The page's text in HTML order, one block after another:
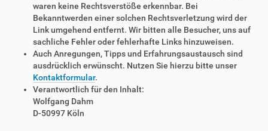
waren keine Rechtsverstöße erkennbar. Bei
Bekanntwerden einer solchen Rechtsverletzung wird der
Link umgehend entfernt. Wir bitten alle Besucher, uns auf
sachliche Fehler oder fehlerhafte Links hinzuweisen.
Auch Anregungen, Tipps und Erfahrungsaustausch sind
ausdrücklich erwünscht. Nutzen Sie hierzu bitte unser
Kontaktformular.
Verantwortlich für den Inhalt:
Wolfgang Dahm
D-50997 Köln